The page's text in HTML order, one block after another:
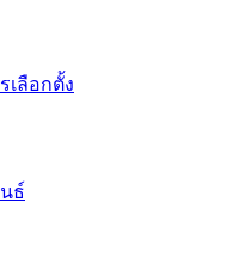
เลือกตั้ง
ธ์